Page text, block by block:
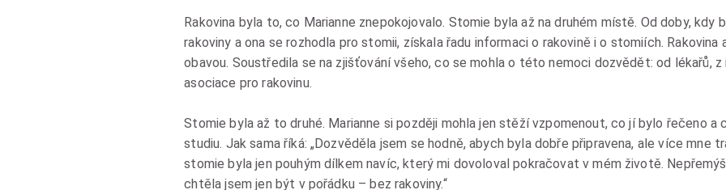
Rakovina byla to, co Marianne znepokojovalo. Stomie byla až na druhém místě. Od doby, kdy
rakoviny a ona se rozhodla pro stomii, získala řadu informaci o rakovině i o stomiích. Rakovina
obavou. Soustředila se na zjišťování všeho, co se mohla o této nemoci dozvědět: od lékařů,
asociace pro rakovinu.
Stomie byla až to druhé. Marianne si později mohla jen stěží vzpomenout, co jí bylo řečeno a
studiu. Jak sama říká: „Dozvěděla jsem se hodně, abych byla dobře připravena, ale více mne
stomie byla jen pouhým dílkem navíc, který mi dovoloval pokračovat v mém životě.
chtěla jsem jen být v pořádku – bez rakoviny.“